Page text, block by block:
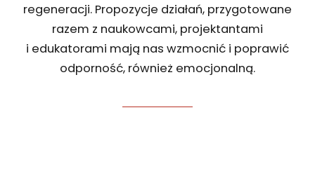
regeneracji. Propozycje działań, przygotowane
razem z naukowcami, projektantami
i edukatorami mają nas wzmocnić i poprawić
odporność, również emocjonalną.